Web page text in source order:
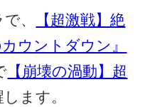
、
【超激戦】絶
ウントダウン』
【崩壊の渦動】超
ます。